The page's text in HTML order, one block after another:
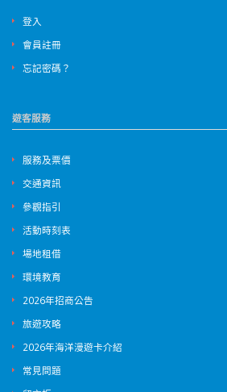
登入
會員註冊
忘記密碼？
遊客服務
服務及票價
交通資訊
參觀指引
活動時刻表
場地租借
環境教育
2026年招商公告
旅遊攻略
2026年海洋漫遊卡介紹
常見問題